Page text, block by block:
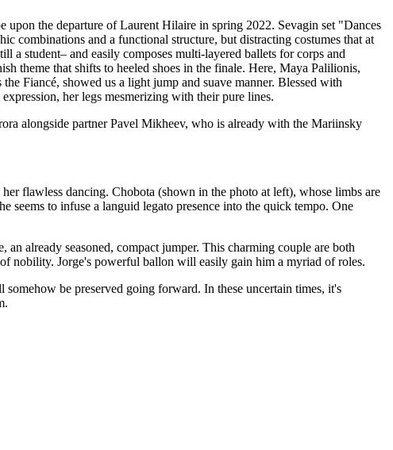
upon the departure of Laurent Hilaire in spring 2022. Sevagin set "Dances
combinations and a functional structure, but distracting costumes that at
student– and easily composes multi-layered ballets for corps and
theme that shifts to heeled shoes in the finale. Here, Maya Palilionis,
Fiancé, showed us a light jump and suave manner. Blessed with
her legs mesmerizing with their pure lines.
alongside partner Pavel Mikheev, who is already with the Mariinsky
flawless dancing. Chobota (shown in the photo at left), whose limbs are
seems to infuse a languid legato presence into the quick tempo. One
already seasoned, compact jumper. This charming couple are both
nobility. Jorge's powerful ballon will easily gain him a myriad of roles.
be preserved going forward. In these uncertain times, it's